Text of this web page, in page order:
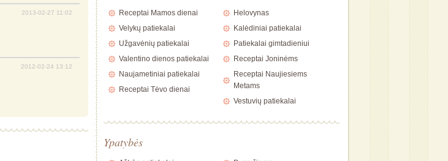
2013-02-27 11:02
2012-02-24 13:12
Receptai Mamos dienai
Velykų patiekalai
Užgavėnių patiekalai
Valentino dienos patiekalai
Naujametiniai patiekalai
Receptai Tėvo dienai
Helovynas
Kalėdiniai patiekalai
Patiekalai gimtadieniui
Receptai Joninėms
Receptai Naujiesiems
Metams
Vestuvių patiekalai
Ypatybės